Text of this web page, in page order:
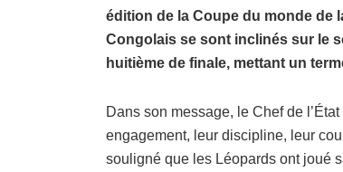
édition de la Coupe du monde de
Congolais se sont inclinés sur le
huitième de finale, mettant un
Dans son message, le Chef de
engagement, leur discipline, leur
souligné que les Léopards ont joué